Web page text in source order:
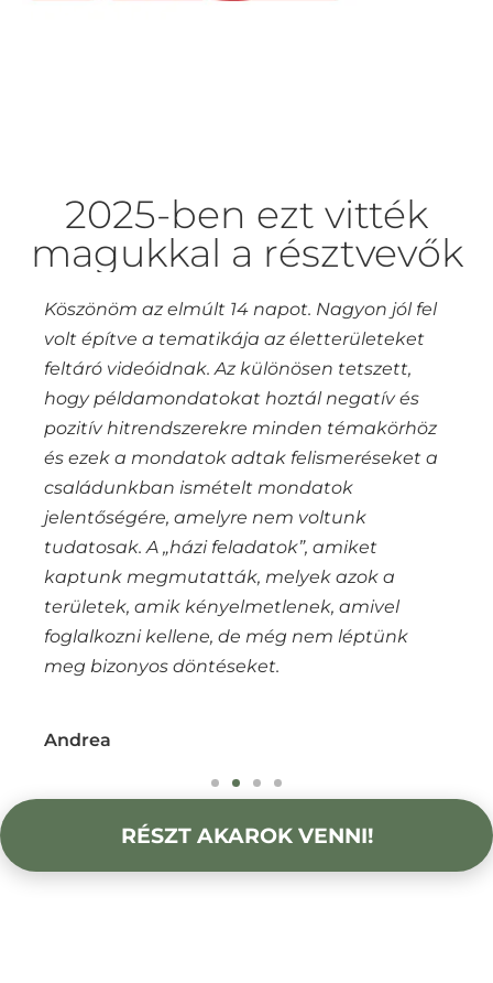
2025-ben ezt vitték
magukkal a résztvevők
Köszönöm az elmúlt 14 napot. Nagyon jól fel
volt építve a tematikája az életterületeket
feltáró videóidnak. Az különösen tetszett,
hogy példamondatokat hoztál negatív és
pozitív hitrendszerekre minden témakörhöz
és ezek a mondatok adtak felismeréseket a
családunkban ismételt mondatok
jelentőségére, amelyre nem voltunk
tudatosak. A „házi feladatok”, amiket
kaptunk megmutatták, melyek azok a
területek, amik kényelmetlenek, amivel
foglalkozni kellene, de még nem léptünk
meg bizonyos döntéseket.
Andrea
RÉSZT AKAROK VENNI!